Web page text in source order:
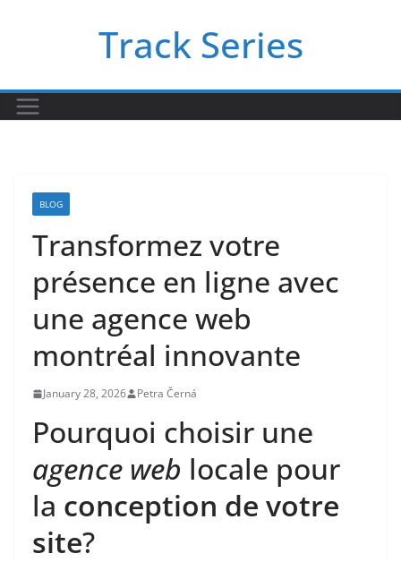
Track Series
BLOG
Transformez votre
présence en ligne avec
une agence web
montréal innovante
January 28, 2026 Petra Černá
Pourquoi choisir une
agence web locale pour
la conception de votre
site?